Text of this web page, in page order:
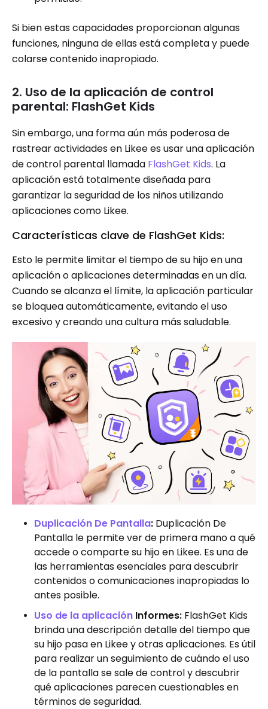
Si bien estas capacidades proporcionan algunas
funciones, ninguna de ellas está completa y puede
colarse contenido inapropiado.
2. Uso de la aplicación de control
parental: FlashGet Kids
Sin embargo, una forma aún más poderosa de
rastrear actividades en Likee es usar una aplicación
de control parental llamada FlashGet Kids. La
aplicación está totalmente diseñada para
garantizar la seguridad de los niños utilizando
aplicaciones como Likee.
Características clave de FlashGet Kids:
Esto le permite limitar el tiempo de su hijo en una
aplicación o aplicaciones determinadas en un día.
Cuando se alcanza el límite, la aplicación particular
se bloquea automáticamente, evitando el uso
excesivo y creando una cultura más saludable.
Duplicación De Pantalla: Duplicación De
Pantalla le permite ver de primera mano a qué
accede o comparte su hijo en Likee. Es una de
las herramientas esenciales para descubrir
contenidos o comunicaciones inapropiadas lo
antes posible.
Uso de la aplicación Informes: FlashGet Kids
brinda una descripción detalle del tiempo que
su hijo pasa en Likee y otras aplicaciones. Es útil
para realizar un seguimiento de cuándo el uso
de la pantalla se sale de control y descubrir
qué aplicaciones parecen cuestionables en
términos de seguridad.